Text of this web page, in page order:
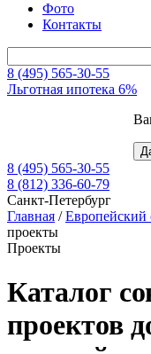
Фото
Контакты
8 (495) 565-30-55
Льготная ипотека 6%
8 (495) 565-30-55
8 (812) 336-60-79
Санкт-Петербург
Главная /Европейский
проекты
Проекты
Каталог
проектов